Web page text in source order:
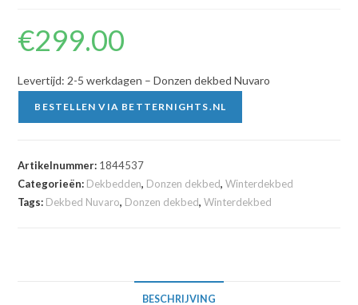
€299.00
Levertijd: 2-5 werkdagen – Donzen dekbed Nuvaro
BESTELLEN VIA BETTERNIGHTS.NL
Artikelnummer: 1844537
Categorieën: Dekbedden, Donzen dekbed,Winterdekbed
Tags: Dekbed Nuvaro, Donzen dekbed,Winterdekbed
BESCHRIJVING